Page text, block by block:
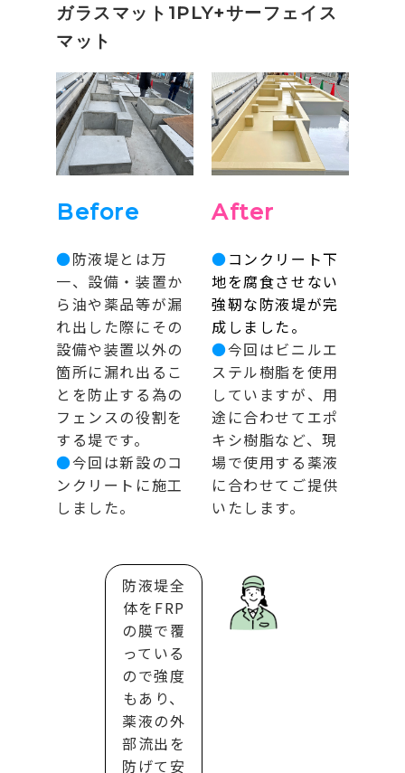
ガラスマット1PLY+サーフェイス
マット
Before
●防液堤とは万
一、設備・装置か
ら油や薬品等が漏
れ出した際にその
設備や装置以外の
箇所に漏れ出るこ
とを防止する為の
フェンスの役割を
する堤です。
●今回は新設のコ
ンクリートに施工
しました。
After
●コンクリート下
地を腐食させない
強靭な防液堤が完
成しました。
●今回はビニルエ
ステル樹脂を使用
していますが、用
途に合わせてエポ
キシ樹脂など、現
場で使用する薬液
に合わせてご提供
いたします。
防液堤全
体をFRP
の膜で覆
っている
ので強度
もあり、
薬液の外
部流出を
防げて安